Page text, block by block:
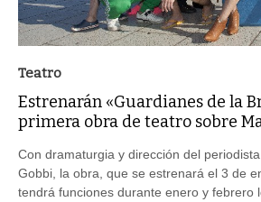
Teatro
Estrenarán «Guardianes de la
primera obra de teatro sobre
Con dramaturgia y dirección del
Gobbi, la obra, que se estrenará el 3 de
tendrá funciones durante enero y febrero